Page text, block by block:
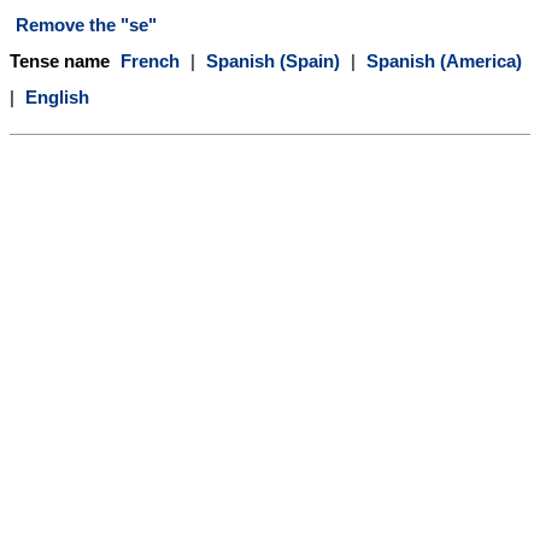
Remove the "se"
Tense name French | Spanish (Spain) | Spanish (America)
|
English